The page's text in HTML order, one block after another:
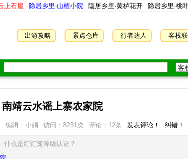
上石屋 隐居乡里·山楂小院 隐居乡里·黄栌花开 隐居乡里·桃
出游攻略 景点仓库 行者达人 客栈
南靖云水谣上寨农家院
编辑：小娟 访问： 8231次 评论：12条 发表评论！ 纠错！
什么是红灯笼等级认证？